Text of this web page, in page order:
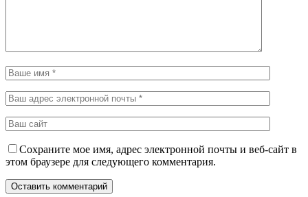
Сохраните мое имя, адрес электронной почты и веб-сайт в
этом браузере для следующего комментария.